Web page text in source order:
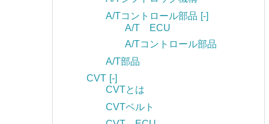
A/Tコントロール部品 [-]
A/T ECU
A/Tコントロール部品
A/T部品
CVT [-]
CVTとは
CVTベルト